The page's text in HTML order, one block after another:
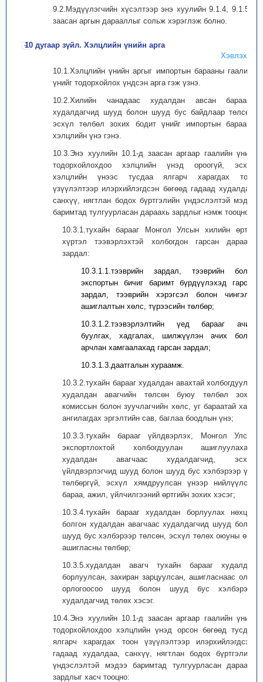
9.2.Мэдүүлэгчийн хүсэлтээр энэ хуулийн 9.1.4, 9.1.5-д
заасан аргын дарааллыг сольж хэрэглэж болно.
10 дугаар зүйл. Хэлцлийн үнийн арга
Хэвлэх
10.1.Хэлцлийн үнийн аргыг импортын барааны гаалийн
үнийг тодорхойлох үндсэн арга гэж үзнэ.
10.2.Хилийн чанадаас худалдан авсан барааны
худалдагчид шууд болон шууд бус байдлаар төлсөн,
эсхүл төлбөл зохих бодит үнийг импортын барааны
хэлцлийн үнэ гэнэ.
10.3.Энэ хуулийн 10.1-д заасан аргаар гаалийн үнийг
тодорхойлохдоо хэлцлийн үнэд ороогүй, эсхүл
хэлцлийн үнээс тусдаа ялгарч харагдах тоон
үзүүлэлтээр илэрхийлэгдсэн бөгөөд гадаад худалдаа,
санхүү, нягтлан бодох бүртгэлийн үндэслэлтэй мэдээ
баримтад тулгуурласан дараахь зардлыг нэмж тооцно:
10.3.1.тухайн барааг Монгол Улсын хилийн өртөө
хүртэл тээвэрлэхтэй холбогдон гарсан дараахь
зардал:
10.3.1.1.тээврийн зардал, тээврийн болон
экспортын бичиг баримт бүрдүүлэхэд гарсан
зардал, тээврийн хэрэгсэл болон чингэлэг
ашиглалтын хөлс, түрээсийн төлбөр;
10.3.1.2.тээвэрлэлтийн үед барааг ачих,
буулгах, хадгалах, шилжүүлэн ачих болон
арчлан хамгаалахад гарсан зардал;
10.3.1.3.даатгалын хураамж.
10.3.2.тухайн барааг худалдан авахтай холбогдуулан
худалдан авагчийн төлсөн буюу төлбөл зохих
комиссын болон зуучлагчийн хөлс, уг бараатай хамт
ангилагдах эргэлтийн сав, баглаа боодлын үнэ;
10.3.3.тухайн барааг үйлдвэрлэх, Монгол Улсад
экспортлохтой холбогдуулан ашиглуулахаар
худалдан авагчаас худалдагчид, эсхүл
үйлдвэрлэгчид шууд болон шууд бус хэлбэрээр үнэ
төлбөргүй, эсхүл хямдруулсан үнээр нийлүүлсэн
бараа, ажил, үйлчилгээний өртгийн зохих хэсэг;
10.3.4.тухайн барааг худалдан борлуулах нөхцөл
болгон худалдан авагчаас худалдагчид шууд болон
шууд бус хэлбэрээр төлсөн, эсхүл төлөх оюуны өмч
ашигласны төлбөр;
10.3.5.худалдан авагч тухайн барааг худалдан
борлуулсан, захиран зарцуулсан, ашигласнаас олох
орлогоосоо шууд болон шууд бус хэлбэрээр
худалдагчид төлөх хэсэг.
10.4.Энэ хуулийн 10.1-д заасан аргаар гаалийн үнийг
тодорхойлохдоо хэлцлийн үнэд орсон бөгөөд тусдаа
ялгарч харагдах тоон үзүүлэлтээр илэрхийлэгдсэн,
гадаад худалдаа, санхүү, нягтлан бодох бүртгэлийн
үндэслэлтэй мэдээ баримтад тулгуурласан дараахь
зардлыг хасч тооцно: